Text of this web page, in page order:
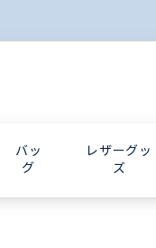
バッ
グ
レザーグッ
ズ